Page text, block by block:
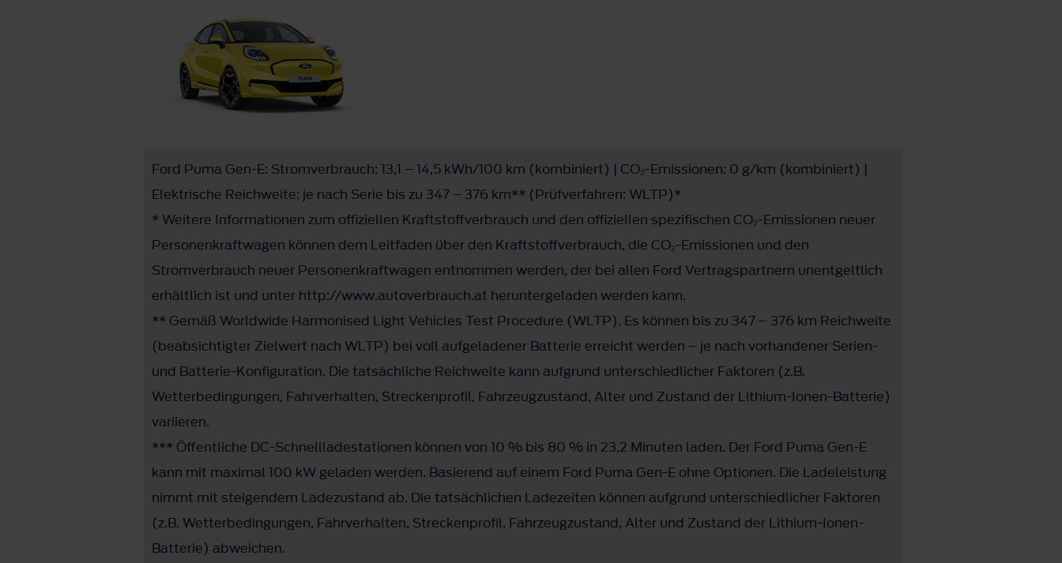
Ford Puma Gen-E: Stromverbrauch: 13,1 – 14,5 kWh/100 km (kombiniert) | CO₂-Emissionen: 0 g/km (kombiniert) |
Elektrische Reichweite: je nach Serie bis zu 347 – 376 km** (Prüfverfahren: WLTP)*
* Weitere Informationen zum offiziellen Kraftstoffverbrauch und den offiziellen spezifischen CO₂-Emissionen neuer
Personenkraftwagen können dem Leitfaden über den Kraftstoffverbrauch, die CO₂-Emissionen und den
Stromverbrauch neuer Personenkraftwagen entnommen werden, der bei allen Ford Vertragspartnern unentgeltlich
erhältlich ist und unter http://www.autoverbrauch.at heruntergeladen werden kann.
** Gemäß Worldwide Harmonised Light Vehicles Test Procedure (WLTP). Es können bis zu 347 – 376 km Reichweite
(beabsichtigter Zielwert nach WLTP) bei voll aufgeladener Batterie erreicht werden – je nach vorhandener Serien-
und Batterie-Konfiguration. Die tatsächliche Reichweite kann aufgrund unterschiedlicher Faktoren (z.B.
Wetterbedingungen, Fahrverhalten, Streckenprofil, Fahrzeugzustand, Alter und Zustand der Lithium-Ionen-Batterie)
variieren.
*** Öffentliche DC-Schnellladestationen können von 10 % bis 80 % in 23,2 Minuten laden. Der Ford Puma Gen-E
kann mit maximal 100 kW geladen werden. Basierend auf einem Ford Puma Gen-E ohne Optionen. Die Ladeleistung
nimmt mit steigendem Ladezustand ab. Die tatsächlichen Ladezeiten können aufgrund unterschiedlicher Faktoren
(z.B. Wetterbedingungen, Fahrverhalten, Streckenprofil, Fahrzeugzustand, Alter und Zustand der Lithium-Ionen-
Batterie) abweichen.